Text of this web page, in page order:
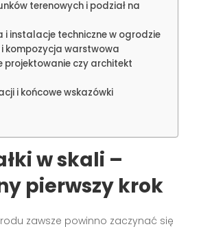
terenowych i podział na
i instalacje techniczne w ogrodzie
i kompozycja warstwowa
projektowanie czy architekt
i końcowe wskazówki
w skali –
pierwszy krok
zawsze powinno zaczynać się